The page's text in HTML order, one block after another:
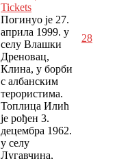
Tickets
Погинуо је 27.
априла 1999. у
селу Влашки
Дреновац,
Клина, у борби
с албанским
терористима.
Топлица Илић
је рођен 3.
децембра 1962.
у селу
Лугавчина,
28